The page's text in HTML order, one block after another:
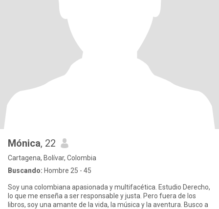
Mónica, 22
Cartagena, Bolívar, Colombia
Buscando: Hombre 25 - 45
Soy una colombiana apasionada y multifacética. Estudio Derecho,
lo que me enseña a ser responsable y justa. Pero fuera de los
libros, soy una amante de la vida, la música y la aventura. Busco a